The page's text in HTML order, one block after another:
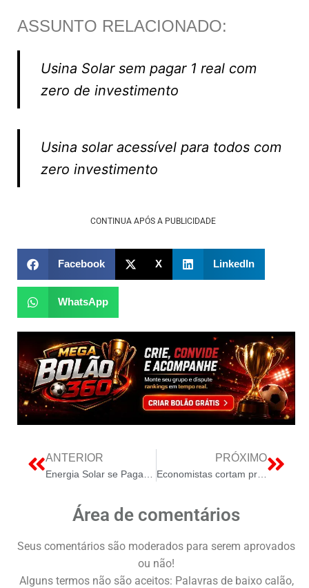
ASSUNTO RELACIONADO:
Usina Solar sem pagar 1 real com
zero de investimento
Usina solar acessível para todos com
zero investimento
CONTINUA APÓS A PUBLICIDADE
Facebook X LinkedIn
WhatsApp
ANTERIOR PRÓXIMO
Área de comentários
Seus comentários são moderados para serem aprovados
ou não!
Alguns termos não são aceitos: Palavras de baixo calão,